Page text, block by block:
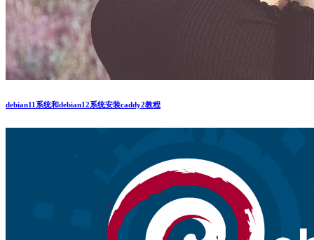
debian11系统和debian12系统安装caddy2教程